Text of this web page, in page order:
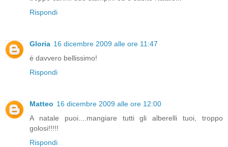
Rispondi
Gloria 16 dicembre 2009 alle ore 11:47
é davvero bellissimo!
Rispondi
Matteo 16 dicembre 2009 alle ore 12:00
A natale puoi....mangiare tutti gli alberelli tuoi, troppo
golosi!!!!!
Rispondi